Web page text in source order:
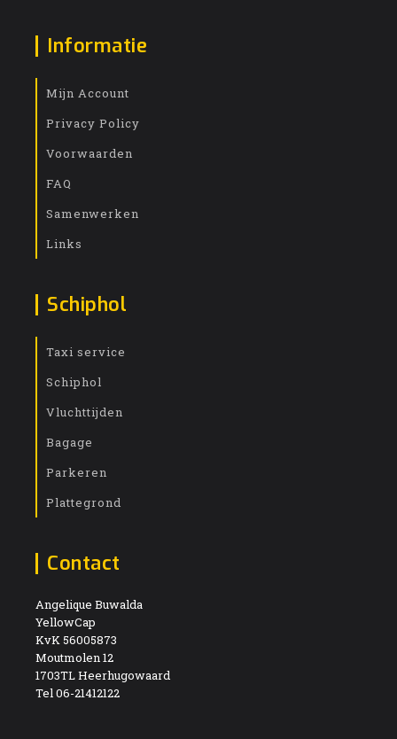
Informatie
Mijn Account
Privacy Policy
Voorwaarden
FAQ
Samenwerken
Links
Schiphol
Taxi service
Schiphol
Vluchttijden
Bagage
Parkeren
Plattegrond
Contact
Angelique Buwalda
YellowCap
KvK 56005873
Moutmolen 12
1703TL Heerhugowaard
Tel 06-21412122